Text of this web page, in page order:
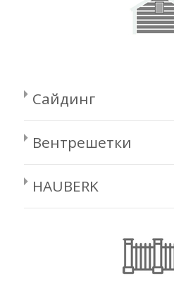
Сайдинг
Вентрешетки
HAUBERK